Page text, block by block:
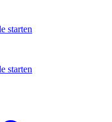
starten
starten